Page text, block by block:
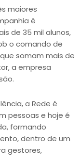
maiores
é
de 35 mil alunos,
o comando de
somam mais de
a empresa
a Rede é
pessoas e hoje é
formando
dentro de um
gestores,